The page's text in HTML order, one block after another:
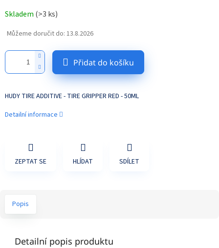
cena:
Skladem (>3 ks)
Můžeme doručit do: 13.8.2026
Přidat do košíku
HUDY TIRE ADDITIVE - TIRE GRIPPER RED - 50ML
Detailní informace
ZEPTAT SE HLÍDAT SDÍLET
Popis
Detailní popis produktu